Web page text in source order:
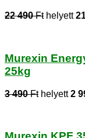
22 490 Fthelyett
Murexin
25kg
3 490 Fthelyett2